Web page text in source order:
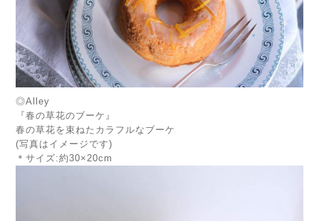
◎Alley
『春の草花のブーケ』
春の草花を束ねたカラフルなブーケ
(写真はイメージです)
＊サイズ:約30×20cm